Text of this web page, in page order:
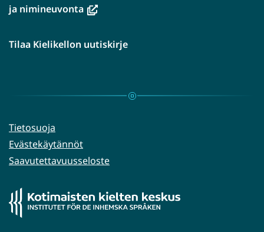
ja nimineuvonta(avautuu
ikkunaan,
palveluun)
Tilaa Kielikellon uutiskirje
Tietosuoja
Evästekäytännöt
Saavutettavuusseloste